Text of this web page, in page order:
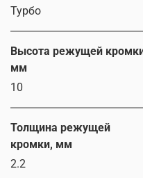
Турбо
Высота режущей
мм
10
Толщина режущей
кромки, мм
2.2